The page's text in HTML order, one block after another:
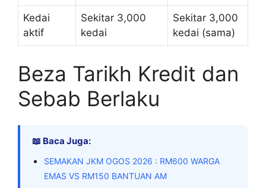
Kedai
aktif
Sekitar 3,000
kedai
Sekitar 3,000
kedai (sama)
Beza Tarikh Kredit dan
Sebab Berlaku
📖 Baca Juga:
SEMAKAN JKM OGOS 2026 : RM600 WARGA
EMAS VS RM150 BANTUAN AM